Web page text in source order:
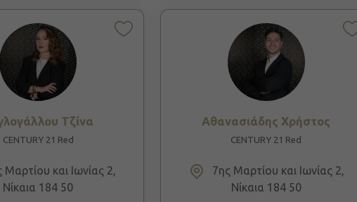
Τζίνα
CENTURY 21 Red
και Ιωνίας 2,
Νίκαια 184 50
Αθανασιάδης Χρήστος
CENTURY 21 Red
7ης Μαρτίου και Ιωνίας 2,
Νίκαια 184 50